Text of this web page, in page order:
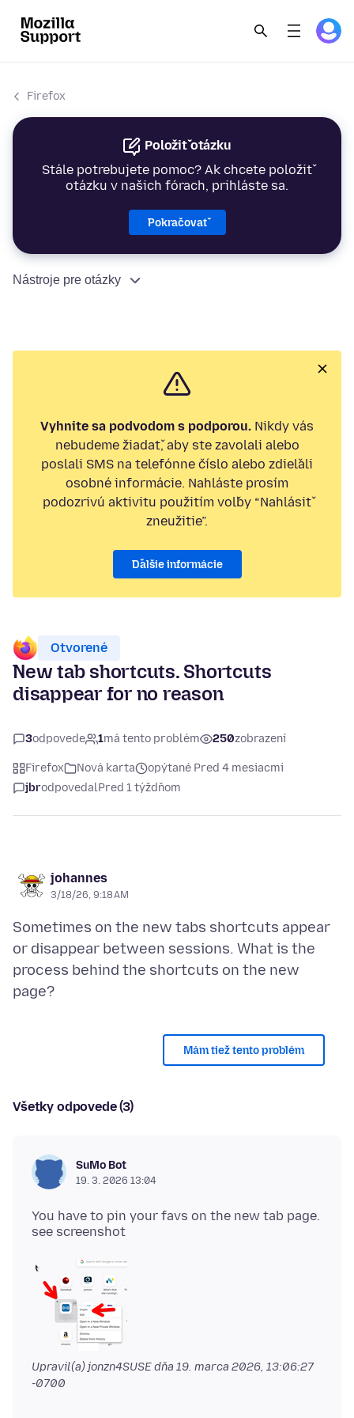
Firefox
Položiť otázku
Stále potrebujete pomoc? Ak chcete položiť
otázku v našich fórach, prihláste sa.
Pokračovať
Nástroje pre otázky
Vyhnite sa podvodom s podporou. Nikdy vás
nebudeme žiadať, aby ste zavolali alebo
poslali SMS na telefónne číslo alebo zdieľali
osobné informácie. Nahláste prosím
podozrivú aktivitu použitím voľby “Nahlásiť
zneužitie”.
Ďalšie informácie
Otvorené
New tab shortcuts. Shortcuts
disappear for no reason
3odpovede 1má tento problém 250zobrazení
Firefox Nová karta
opýtané Pred 4 mesiacmi
jbrodpovedalPred 1 týždňom
johannes
3/18/26, 9:18 AM
Sometimes on the new tabs shortcuts appear
or disappear between sessions. What is the
process behind the shortcuts on the new
Mám tiež tento problém
Všetky odpovede (3)
SuMo Bot
19. 3. 2026 13:04
You have to pin your favs on the new tab page.
Upravil(a) jonzn4SUSE dňa 19. marca 2026, 13:06:27
-0700